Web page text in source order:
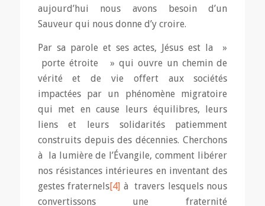
aujourd’hui nous avons besoin d’un
Sauveur qui nous donne d’y croire.
Par sa parole et ses actes, Jésus est la »
porte étroite » qui ouvre un chemin de
vérité et de vie offert aux sociétés
impactées par un phénomène migratoire
qui met en cause leurs équilibres, leurs
liens et leurs solidarités patiemment
construits depuis des décennies. Cherchons
à la lumière de l’Évangile, comment libérer
nos résistances intérieures en inventant des
gestes fraternels[4] à travers lesquels nous
convertissons une fraternité